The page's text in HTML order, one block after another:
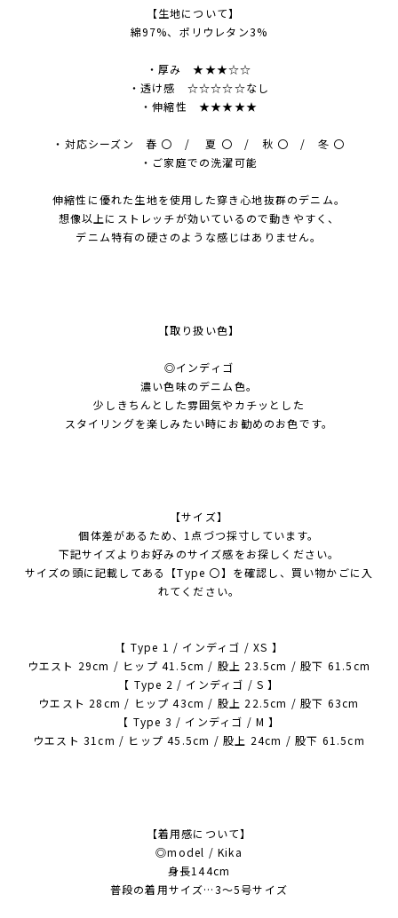
【生地について】
綿97%、ポリウレタン3%
・厚み ★★★☆☆
・透け感 ☆☆☆☆☆なし
・伸縮性 ★★★★★
・対応シーズン 春 〇 / 夏 〇 / 秋 〇 / 冬 〇
・ご家庭での洗濯可能
伸縮性に優れた生地を使用した穿き心地抜群のデニム。
想像以上にストレッチが効いているので動きやすく、
デニム特有の硬さのような感じはありません。
【取り扱い色】
◎インディゴ
濃い色味のデニム色。
少しきちんとした雰囲気やカチッとした
スタイリングを楽しみたい時にお勧めのお色です。
【サイズ】
個体差があるため、1点づつ採寸しています。
下記サイズよりお好みのサイズ感をお探しください。
サイズの頭に記載してある【Type 〇】を確認し、買い物かごに入
れてください。
【 Type 1 / インディゴ / XS 】
ウエスト 29cm / ヒップ 41.5cm / 股上 23.5cm / 股下 61.5cm
【 Type 2 / インディゴ / S 】
ウエスト 28cm / ヒップ 43cm / 股上 22.5cm / 股下 63cm
【 Type 3 / インディゴ / M 】
ウエスト 31cm / ヒップ 45.5cm / 股上 24cm / 股下 61.5cm
【着用感について】
◎model / Kika
身長144cm
普段の着用サイズ…3～5号サイズ